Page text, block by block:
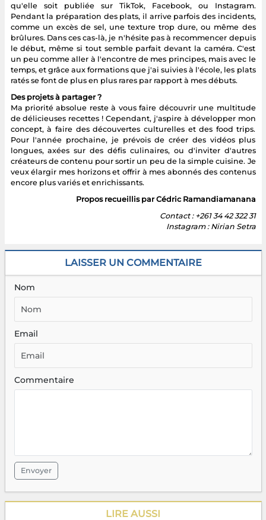
qu'elle soit publiée sur TikTok, Facebook, ou Instagram.
Pendant la préparation des plats, il arrive parfois des incidents,
comme un excès de sel, une texture trop dure, ou même des
brûlures. Dans ces cas-là, je n'hésite pas à recommencer depuis
le début, même si tout semble parfait devant la caméra. C'est
un peu comme aller à l'encontre de mes principes, mais avec le
temps, et grâce aux formations que j'ai suivies à l'école, les plats
ratés se font de plus en plus rares par rapport à mes débuts.
Des projets à partager ?
Ma priorité absolue reste à vous faire découvrir une multitude
de délicieuses recettes ! Cependant, j'aspire à développer mon
concept, à faire des découvertes culturelles et des food trips.
Pour l'année prochaine, je prévois de créer des vidéos plus
longues, axées sur des défis culinaires, ou d'inviter d'autres
créateurs de contenu pour sortir un peu de la simple cuisine. Je
veux élargir mes horizons et offrir à mes abonnés des contenus
encore plus variés et enrichissants.
Propos recueillis par Cédric Ramandiamanana
Contact : +261 34 42 322 31
Instagram : Nirian Setra
LAISSER UN COMMENTAIRE
Nom
Email
Commentaire
Envoyer
LIRE AUSSI